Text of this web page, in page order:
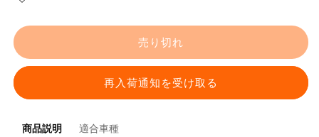
ー
ボ
イ
ー
ボ
ト
イ
売り切れ
再入荷通知を受け取る
商品説明 適合車種